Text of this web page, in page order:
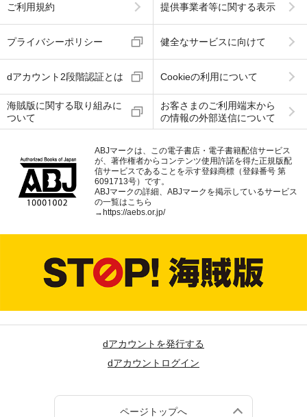
ご利用規約 提供事業者等に関する表示
プライバシーポリシー 健全なサービスに向けて
dアカウント2段階認証とは Cookieの利用について
海賊版に関する取り組みに
ついて
お客さまのご利用端末から
の情報の外部送信について
ABJマークは、この電子書店・電子書籍配信サービス
が、著作権者からコンテンツ使用許諾を得た正規版配
信サービスであることを示す登録商標（登録番号 第
6091713号）です。
ABJマークの詳細、ABJマークを掲示しているサービス
の一覧はこちら
→ https://aebs.or.jp/
dアカウントを発行する
dアカウントログイン
ページトップへ